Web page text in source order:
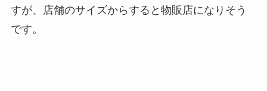
すが、店舗のサイズからすると物販店になりそう
です。